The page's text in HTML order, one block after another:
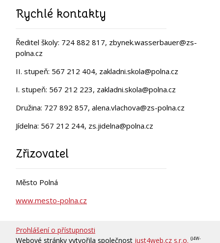
Rychlé kontakty
Ředitel školy: 724 882 817, zbynek.wasserbauer@zs-
polna.cz
II. stupeň: 567 212 404, zakladni.skola@polna.cz
I. stupeň: 567 212 223, zakladni.skola@polna.cz
Družina: 727 892 857, alena.vlachova@zs-polna.cz
Jídelna: 567 212 244, zs.jidelna@polna.cz
Zřizovatel
Město Polná
www.mesto-polna.cz
Prohlášení o přístupnosti
Webové stránky vytvořila společnost just4web.cz s.r.o. (J4W-